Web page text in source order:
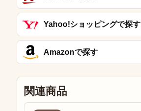
Yahoo!ショッピングで探す
Amazonで探す
関連商品